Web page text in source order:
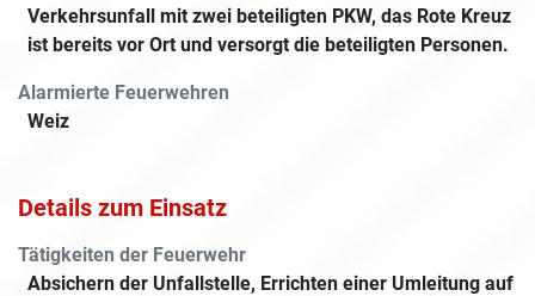
Verkehrsunfall mit zwei beteiligten PKW, das Rote Kreuz
ist bereits vor Ort und versorgt die beteiligten Personen.
Alarmierte Feuerwehren
Weiz
Details zum Einsatz
Tätigkeiten der Feuerwehr
Absichern der Unfallstelle, Errichten einer Umleitung auf